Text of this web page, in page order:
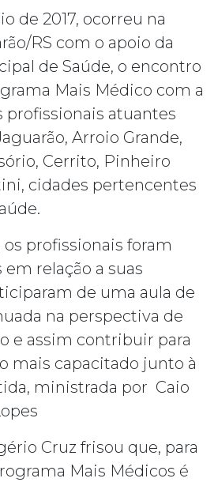
de 2017, ocorreu na
RS com o apoio da
de Saúde, o encontro
Mais Médico com a
profissionais atuantes
Arroio Grande,
Cerrito, Pinheiro
cidades pertencentes
os profissionais foram
relação a suas
de uma aula de
na perspectiva de
e assim contribuir para
mais capacitado junto à
ministrada por Caio
Cruz frisou que, para
Mais Médicos é